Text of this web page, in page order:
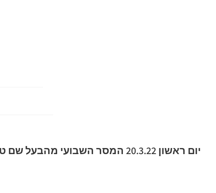
יום ראשון 20.3.22 המסר השבועי מהבעל שם טוב, והרמב"ם